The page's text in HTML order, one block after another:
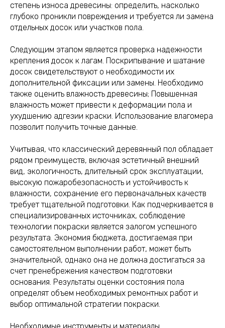
степень износа древесины: определить, насколько
глубоко проникли повреждения и требуется ли замена
отдельных досок или участков пола.
Следующим этапом является проверка надежности
крепления досок к лагам. Поскрипывание и шатание
досок свидетельствуют о необходимости их
дополнительной фиксации или замены. Необходимо
также оценить влажность древесины; Повышенная
влажность может привести к деформации пола и
ухудшению адгезии краски. Использование влагомера
позволит получить точные данные.
Учитывая, что классический деревянный пол обладает
рядом преимуществ, включая эстетичный внешний
вид, экологичность, длительный срок эксплуатации,
высокую пожаробезопасность и устойчивость к
влажности, сохранение его первоначальных качеств
требует тщательной подготовки. Как подчеркивается в
специализированных источниках, соблюдение
технологии покраски является залогом успешного
результата. Экономия бюджета, достигаемая при
самостоятельном выполнении работ, может быть
значительной, однако она не должна достигаться за
счет пренебрежения качеством подготовки
основания. Результаты оценки состояния пола
определят объем необходимых ремонтных работ и
выбор оптимальной стратегии покраски.